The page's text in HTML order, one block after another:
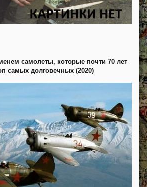
самолеты, которые почти 70 лет
самых долговечных (2020)